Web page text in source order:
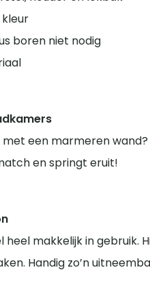
boren niet nodig
een marmeren
en springt eruit!
makkelijk in gebruik.
Handig zo’n